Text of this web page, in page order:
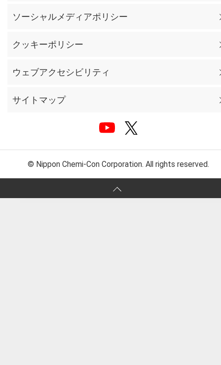
ソーシャルメディアポリシー
クッキーポリシー
ウェブアクセシビリティ
サイトマップ
© Nippon Chemi-Con Corporation. All rights reserved.